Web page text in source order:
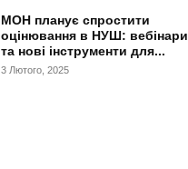
МОН планує спростити
оцінювання в НУШ: вебінари
та нові інструменти для...
3 Лютого, 2025